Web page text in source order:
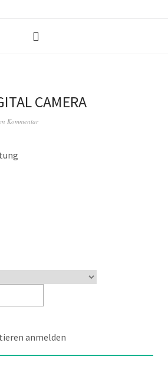
CAMERA
Kommentar
anmelden